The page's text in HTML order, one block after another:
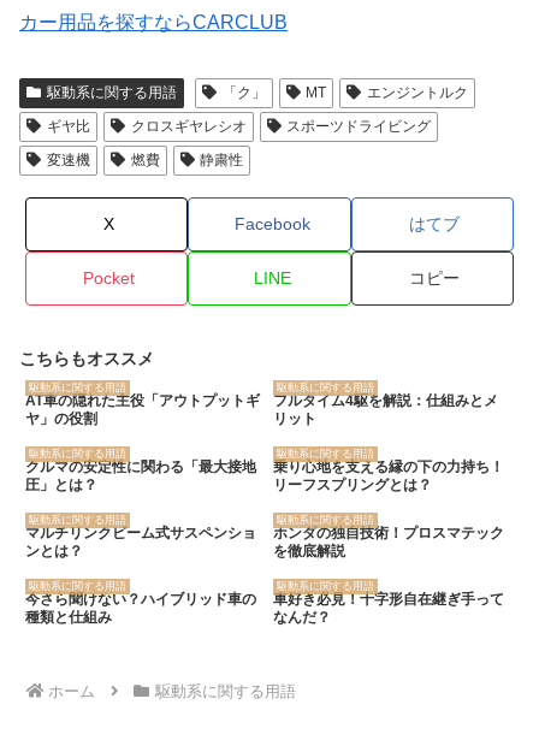
カー用品を探すならCARCLUB
駆動系に関する用語 「ク」 MT
エンジントルク
ギヤ比
クロスギヤレシオ
スポーツドライビング
変速機
燃費 静粛性
X Facebook はてブ
Pocket LINE コピー
こちらもオススメ
駆動系に関する用語
AT車の隠れた主役「アウトプットギ
ヤ」の役割
駆動系に関する用語
フルタイム4駆を解説：仕組みとメ
リット
駆動系に関する用語
クルマの安定性に関わる「最大接地
圧」とは？
駆動系に関する用語
乗り心地を支える縁の下の力持ち！
リーフスプリングとは？
駆動系に関する用語
マルチリンクビーム式サスペンショ
ンとは？
駆動系に関する用語
ホンダの独自技術！プロスマテック
を徹底解説
駆動系に関する用語
今さら聞けない？ハイブリッド車の
種類と仕組み
駆動系に関する用語
車好き必見！十字形自在継ぎ手って
なんだ？
ホーム 駆動系に関する用語